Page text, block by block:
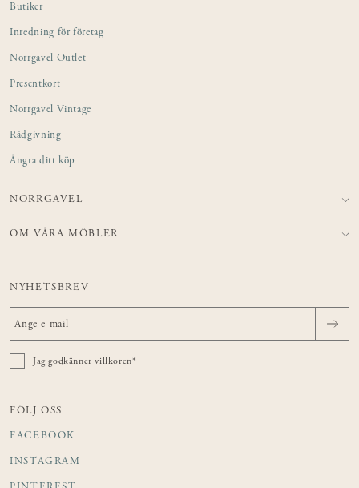
Butiker
Inredning för företag
Norrgavel Outlet
Presentkort
Norrgavel Vintage
Rådgivning
Ångra ditt köp
NORRGAVEL
OM VÅRA MÖBLER
NYHETSBREV
Jag godkännervillkoren*
FÖLJ OSS
FACEBOOK
INSTAGRAM